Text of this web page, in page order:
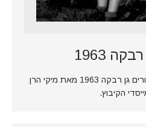
1963
תמונות סרוקות מפילמים: פורים גן רבקה 1963 מאת מיקי הרן
הקיבוץ.